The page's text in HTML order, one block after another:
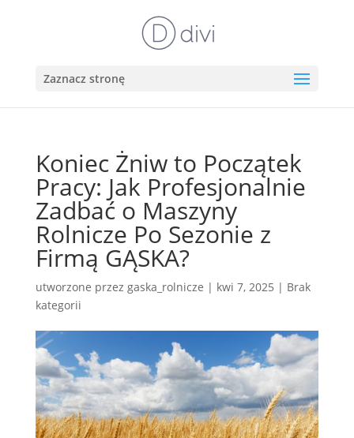
Zaznacz stronę
Koniec Żniw to Początek
Pracy: Jak Profesjonalnie
Zadbać o Maszyny
Rolnicze Po Sezonie z
Firmą GĄSKA?
utworzone przez gaska_rolnicze | kwi 7, 2025 | Brak
kategorii